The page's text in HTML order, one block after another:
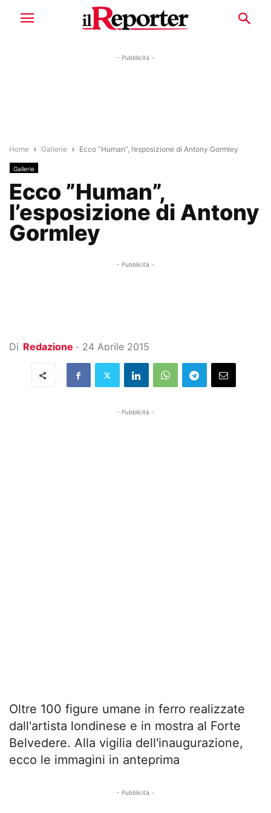
- Pubblicità -
Home Gallerie Ecco ”Human”, l’esposizione di Antony Gormley
Gallerie
Ecco ”Human”,
l’esposizione di Antony
Gormley
- Pubblicità -
Di Redazione - 24 Aprile 2015
- Pubblicità -
Oltre 100 figure umane in ferro realizzate
dall'artista londinese e in mostra al Forte
Belvedere. Alla vigilia dell'inaugurazione,
ecco le immagini in anteprima
- Pubblicità -